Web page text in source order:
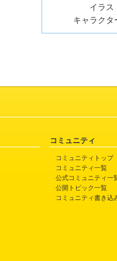
イラス
キャラクタ
コミュニティ
コミュニティトップ
コミュニティ一覧
公式コミュニティ一
公開トピック一覧
コミュニティ書き込